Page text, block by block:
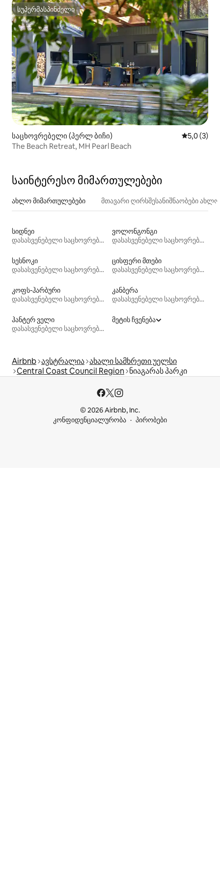
სუპერმასპინძელი
სუპერმასპინძელი
საცხოვრებელი (პერლ ბიჩი) საშუალო
5,0 (3)
The Beach Retreat, MH Pearl Beach
საინტერესო მიმართულებები
ახლო მიმართულებები მთავარი ღირსშესანიშნაობები
სიდნეი
დასასვენებელი საცხოვრებლები
ვოლონგონგი
დასასვენებელი საცხოვრებლები
სესნოკი
დასასვენებელი საცხოვრებლები
ცისფერი მთები
დასასვენებელი საცხოვრებლები
კოფს-ჰარბური
დასასვენებელი საცხოვრებლები
კანბერა
დასასვენებელი საცხოვრებლები
ჰანტერ ველი
დასასვენებელი საცხოვრებლები
მეტის ჩვენება
Airbnb ავსტრალია ახალი სამხრეთი უელსი
Central Coast Council Region ნიაგარას პარკი
© 2026 Airbnb, Inc.
კონფიდენციალურობა
პირობები